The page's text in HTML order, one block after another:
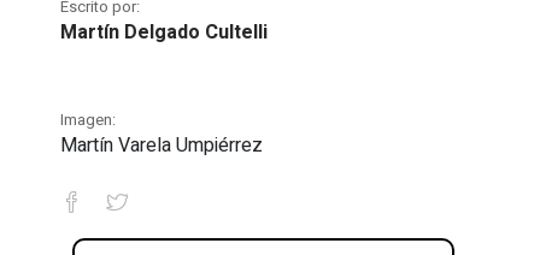
Escrito por:
Martín Delgado Cultelli
Imagen:
Martín Varela Umpiérrez